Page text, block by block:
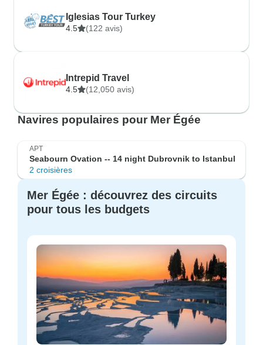
Iglesias Tour Turkey
4.5 (122 avis)
Intrepid Travel
4.5 (12,050 avis)
Navires populaires pour Mer Égée
APT
Seabourn Ovation -- 14 night Dubrovnik to Istanbul
2 croisières
Mer Égée : découvrez des circuits
pour tous les budgets